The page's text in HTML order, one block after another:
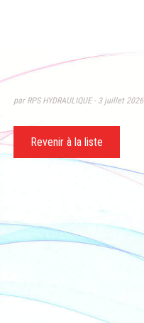
par RPS HYDRAULIQUE 3 juillet 2026
Revenir à la liste